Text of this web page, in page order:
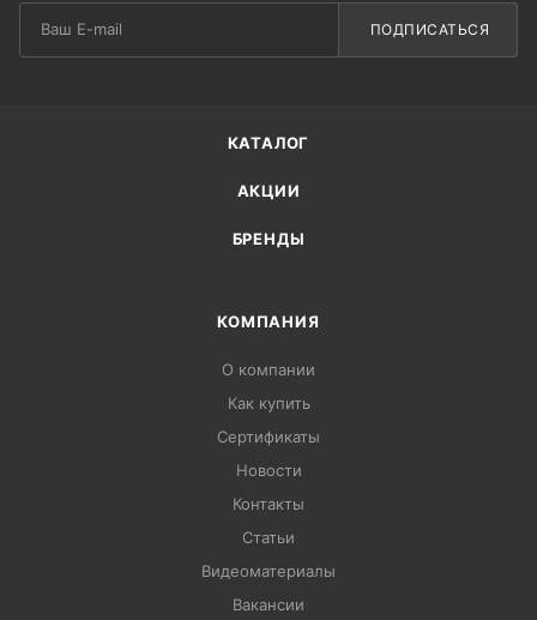
ПОДПИСАТЬСЯ
КАТАЛОГ
АКЦИИ
БРЕНДЫ
КОМПАНИЯ
О компании
Как купить
Сертификаты
Новости
Контакты
Статьи
Видеоматериалы
Вакансии